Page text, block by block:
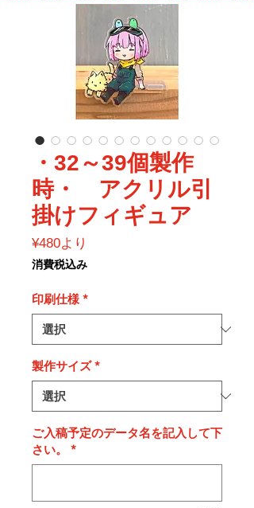
・32～39個製作
時・ アクリル引
掛けフィギュア
¥480より
価
消費税込み
印刷仕様 *
製作サイズ *
ご入稿予定のデータ名を記入して下
さい。
*